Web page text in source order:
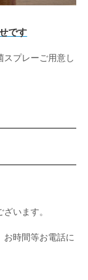
です
スプレーご用意し
います。
お時間等お電話に